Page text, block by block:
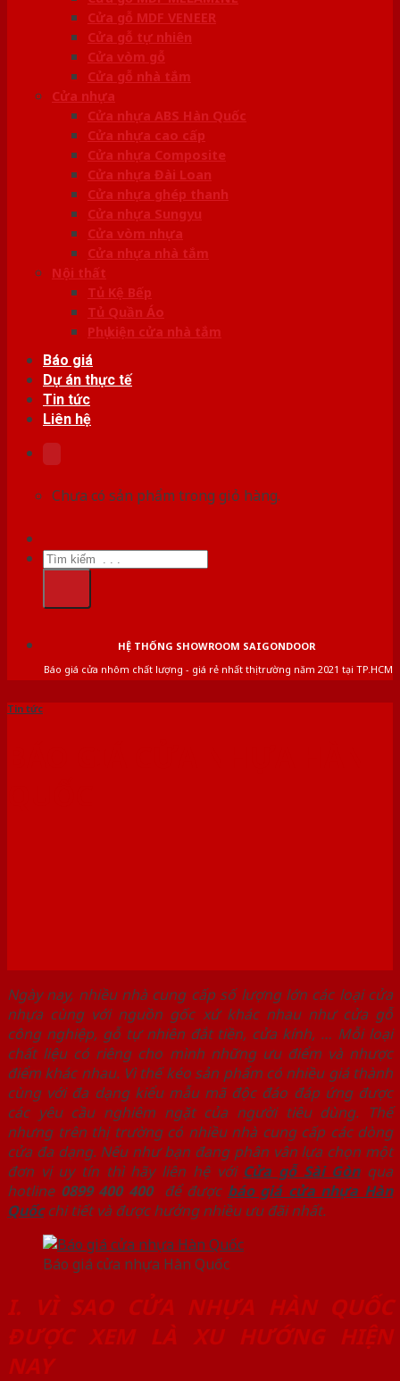
Cửa gỗ MDF VENEER
Cửa gỗ tự nhiên
Cửa vòm gỗ
Cửa gỗ nhà tắm
Cửa nhựa
Cửa nhựa ABS Hàn Quốc
Cửa nhựa cao cấp
Cửa nhựa Composite
Cửa nhựa Đài Loan
Cửa nhựa ghép thanh
Cửa nhựa Sungyu
Cửa vòm nhựa
Cửa nhựa nhà tắm
Nội thất
Tủ Kệ Bếp
Tủ Quần Áo
Phụ kiện cửa nhà tắm
Báo giá
Dự án thực tế
Tin tức
Liên hệ
Chưa có sản phẩm trong giỏ hàng.
Tìm
kiếm:
HỆ THỐNG SHOWROOM SAIGONDOOR
Báo giá cửa nhôm chất lượng - giá rẻ nhất thị trường năm 2021 tại TP.HCM
Tin tức
Ngày nay, nhiều nhà cung cấp số lượng lớn các loại cửa
nhựa cùng với nguồn gốc xứ khác nhau như cửa gỗ
công nghiệp, gỗ tự nhiên đắt tiền, cửa kính, … Mỗi loại
chất liệu có riêng cho mình những ưu điểm và nhược
điểm khác nhau. Vì thế kéo sản phẩm có nhiều giá thành
cùng với đa dạng kiểu mẫu mã độc đáo đáp ứng được
các yêu cầu nghiêm ngặt của người tiêu dùng. Thế
nhưng trên thị trường có nhiều nhà cung cấp các dòng
cửa đa dạng. Nếu như bạn đang phân vân lựa chọn một
đơn vị uy tín thì hãy liên hệ với Cửa gỗ Sài Gònqua
hotline 0899 400 400để được báo giá cửa nhựa Hàn
Quốcchi tiết và được hưởng nhiều ưu đãi nhất.
Báo giá cửa nhựa Hàn Quốc
I. VÌ SAO CỬA NHỰA HÀN QUỐC
ĐƯỢC XEM LÀ XU HƯỚNG HIỆN
NAY